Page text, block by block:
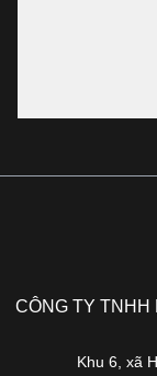
CÔNG TY
Khu 6, xã